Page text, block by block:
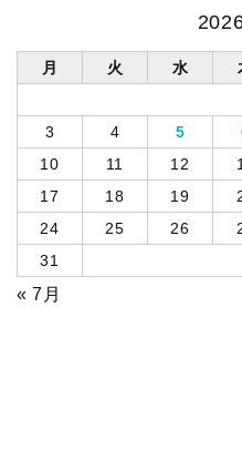
月 火 水
3
4 5
10
11 12
17
18 19
24
25 26
31
« 7月